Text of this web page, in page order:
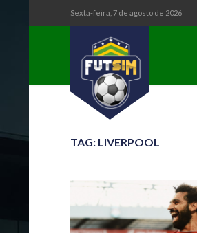
Sexta-feira, 7 de agosto de 2026
TAG: LIVERPOOL